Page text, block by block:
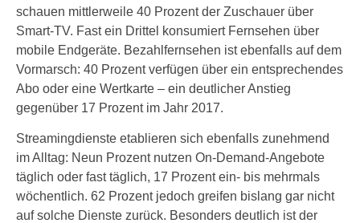
schauen mittlerweile 40 Prozent der Zuschauer über
Smart-TV. Fast ein Drittel konsumiert Fernsehen über
mobile Endgeräte. Bezahlfernsehen ist ebenfalls auf dem
Vormarsch: 40 Prozent verfügen über ein entsprechendes
Abo oder eine Wertkarte – ein deutlicher Anstieg
gegenüber 17 Prozent im Jahr 2017.
Streamingdienste etablieren sich ebenfalls zunehmend
im Alltag: Neun Prozent nutzen On-Demand-Angebote
täglich oder fast täglich, 17 Prozent ein- bis mehrmals
wöchentlich. 62 Prozent jedoch greifen bislang gar nicht
auf solche Dienste zurück. Besonders deutlich ist der